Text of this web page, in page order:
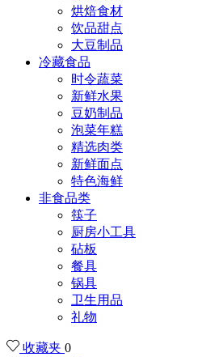
烘焙食材
饮品甜点
大豆制品
冷藏食品
时令蔬菜
新鲜水果
豆奶制品
泡菜年糕
精选肉类
新鲜面点
特色海鲜
非食品类
筷子
厨房小工具
砧板
餐具
锅具
卫生用品
礼物
收藏夹 0